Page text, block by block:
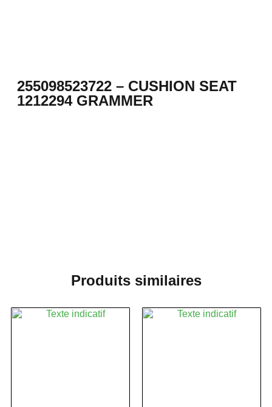
255098523722 – CUSHION SEAT
1212294 GRAMMER
Produits similaires